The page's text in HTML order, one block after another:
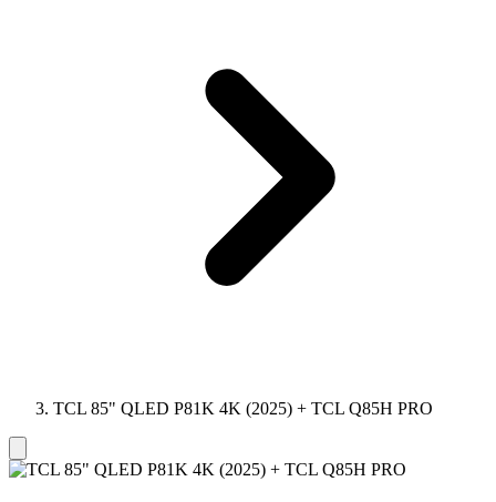
TCL 85" QLED P81K 4K (2025) + TCL Q85H PRO